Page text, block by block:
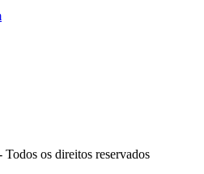
os direitos reservados